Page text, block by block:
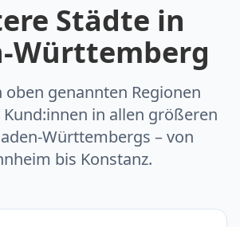
Städte in
Württemberg
oben genannten Regionen
in allen größeren
Württembergs – von
bis Konstanz.